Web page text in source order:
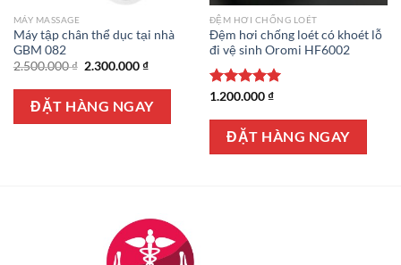
MÁY MASSAGE
Máy tập chân thể dục tại nhà
GBM 082
2.500.000₫ Giá
là:
2.500.000 ₫.
2.300.000₫Giá
tại
là:
2.300.000 ₫.
ĐẶT HÀNG NGAY
ĐỆM HƠI CHỐNG LOÉT
Đệm hơi chống loét có khoét lỗ
đi vệ sinh Oromi HF6002
Được xếp
5 sao
1.200.000₫
ĐẶT HÀNG NGAY